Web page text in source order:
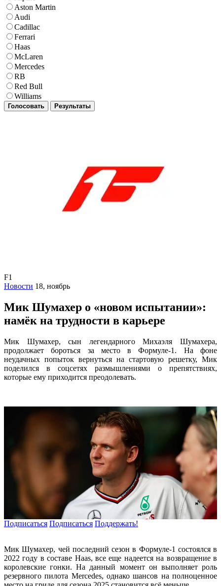
Aston Martin
Audi
Cadillac
Ferrari
Haas
McLaren
Mercedes
RB
Red Bull
Williams
Голосовать Результаты
F1
Новости 18, ноябрь
Мик Шумахер о «новом испытании»:
намёк на трудности в карьере
Мик Шумахер, сын легендарного Михаэля Шумахера,
продолжает бороться за место в Формуле-1. На фоне
неудачных попыток вернуться на стартовую решетку, Мик
поделился в соцсетях размышлениями о препятствиях,
которые ему приходится преодолевать.
Подписаться Подписаться Поддержать!
Мик Шумахер, чей последний сезон в Формуле-1 состоялся в
2022 году в составе Haas, все еще надеется на возвращение в
королевские гонки. На данный момент он выполняет роль
резервного пилота Mercedes, однако шансов на полноценное